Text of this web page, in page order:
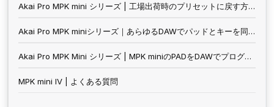
Akai Pro MPK mini シリーズ | 工場出荷時のプリセットに戻す方法
Akai Pro MPK miniシリーズ｜あらゆるDAWでパッドとキーを同時に演奏する方法
Akai Pro MPK Mini シリーズ | MPK miniのPADをDAWでプログラミングする方法
MPK mini IV | よくある質問